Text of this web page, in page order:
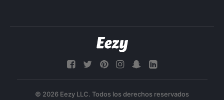
© 2026 Eezy LLC. Todos los derechos reservados